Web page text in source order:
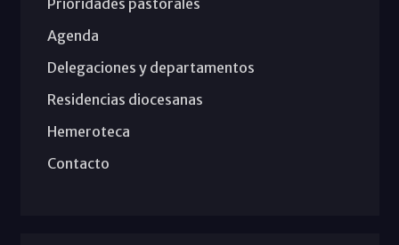
Agenda
Delegaciones y departamentos
Residencias diocesanas
Hemeroteca
Contacto